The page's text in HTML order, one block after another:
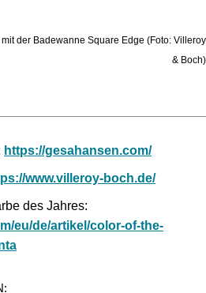
der Badewanne Square Edge (Foto: Villeroy
& Boch)
https://gesahansen.com/
www.villeroy-boch.de/
des Jahres:
eu/de/artikel/color-of-the-